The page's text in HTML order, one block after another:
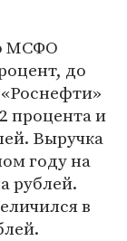
МСФО
до
процента и
Выручка
году на
рублей.
в